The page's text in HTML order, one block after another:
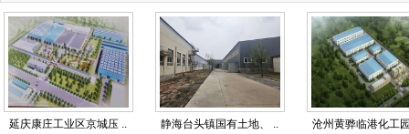
延庆康庄工业区京城压 .. 静海台头镇国有土地、 .. 沧州黄骅临港化工